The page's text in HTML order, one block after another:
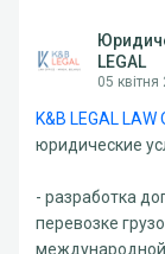
LEGAL
05 квітня
K&B LEGAL LAW
юридические
- разработка
перевозке
международной